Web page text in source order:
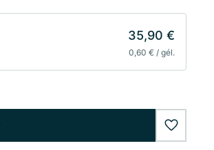
35,90 €
0,60 € / gél.